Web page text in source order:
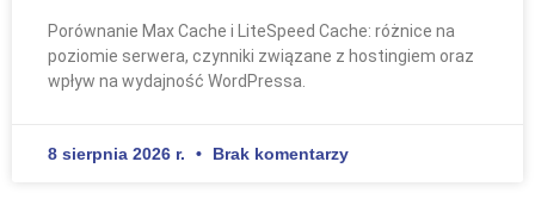
Porównanie Max Cache i LiteSpeed Cache: różnice na
poziomie serwera, czynniki związane z hostingiem oraz
wpływ na wydajność WordPressa.
8 sierpnia 2026 r. Brak komentarzy